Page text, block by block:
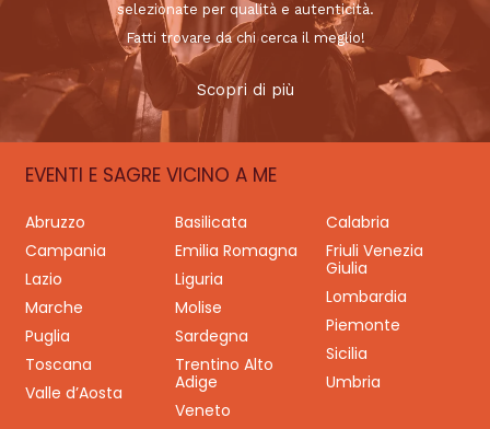
selezionate per qualità e autenticità.
Fatti trovare da chi cerca il meglio!
Scopri di più
EVENTI E SAGRE VICINO A ME
Abruzzo Basilicata
Calabria
Campania
Emilia Romagna
Friuli Venezia
Giulia
Lazio
Liguria
Lombardia
Marche
Molise
Piemonte
Puglia
Sardegna
Sicilia
Toscana
Trentino Alto
Adige
Umbria
Valle d’Aosta
Veneto